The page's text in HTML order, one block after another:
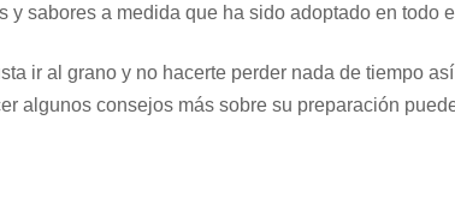
y sabores a medida que ha sido adoptado en todo
ir al grano y no hacerte perder nada de tiempo
algunos consejos más sobre su preparación